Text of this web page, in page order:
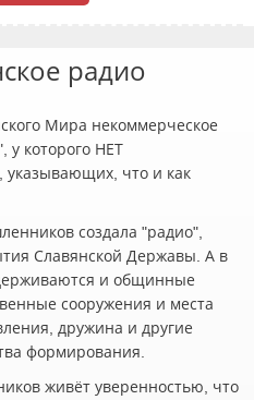
радио
Мира некоммерческое
у которого НЕТ
указывающих, что и как
создала "радио",
Славянской Державы. А в
и общинные
сооружения и места
дружина и другие
формирования.
живёт уверенностью, что